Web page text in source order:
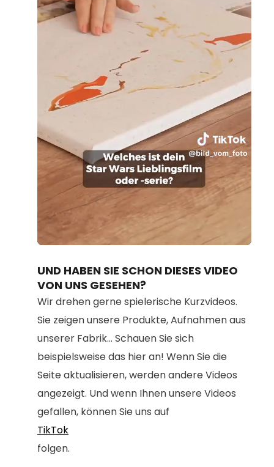
100.00%
UND HABEN SIE SCHON DIESES VIDEO
VON UNS GESEHEN?
Wir drehen gerne spielerische Kurzvideos.
Sie zeigen unsere Produkte, Aufnahmen aus
unserer Fabrik... Schauen Sie sich
beispielsweise das hier an! Wenn Sie die
Seite aktualisieren, werden andere Videos
angezeigt. Und wenn Ihnen unsere Videos
gefallen, können Sie uns auf
TikTok
folgen.